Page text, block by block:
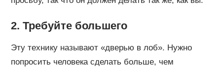
2. Требуйте большего
Эту технику называют «дверью в лоб». Нужно
попросить человека сделать больше, чем